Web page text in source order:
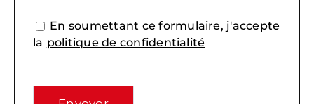
En soumettant ce formulaire, j'accepte
la politique de confidentialité